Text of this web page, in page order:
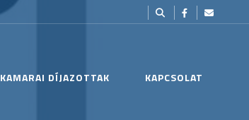
KAMARAI DÍJAZOTTAK KAPCSOLAT